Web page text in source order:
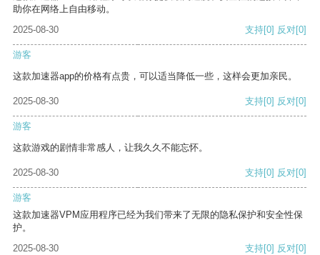
助你在网络上自由移动。
2025-08-30
支持[0] 反对[0]
游客
这款加速器app的价格有点贵，可以适当降低一些，这样会更加亲民。
2025-08-30 支持[0] 反对[0]
游客
这款游戏的剧情非常感人，让我久久不能忘怀。
2025-08-30 支持[0] 反对[0]
游客
这款加速器VPM应用程序已经为我们带来了无限的隐私保护和安全性保
护。
2025-08-30
支持[0] 反对[0]